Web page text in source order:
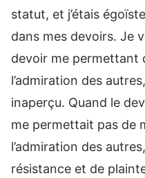
statut, et j’étais
dans mes devoirs. Je
devoir me permettant
l’admiration des
inaperçu. Quand le
me permettait pas de
l’admiration des
résistance et de